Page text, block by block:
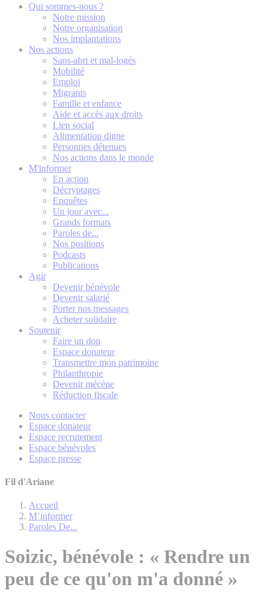
Qui sommes-nous ?
Notre mission
Notre organisation
Nos implantations
Nos actions
Sans-abri et mal-logés
Mobilité
Emploi
Migrants
Famille et enfance
Aide et accès aux droits
Lien social
Alimentation digne
Personnes détenues
Nos actions dans le monde
M'informer
En action
Décryptages
Enquêtes
Un jour avec...
Grands formats
Paroles de...
Nos positions
Podcasts
Publications
Agir
Devenir bénévole
Devenir salarié
Porter nos messages
Acheter solidaire
Soutenir
Faire un don
Espace donateur
Transmettre mon patrimoine
Philanthropie
Devenir mécène
Réduction fiscale
Nous contacter
Espace donateur
Espace recrutement
Espace bénévoles
Espace presse
Fil d'Ariane
Accueil
M’informer
Paroles De...
Soizic, bénévole : « Rendre un
peu de ce qu'on m'a donné »